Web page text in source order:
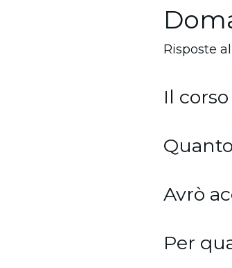
Risposte
Il
Avrò
Per